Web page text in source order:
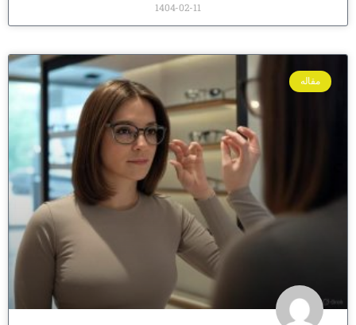
1404-02-11
مقاله